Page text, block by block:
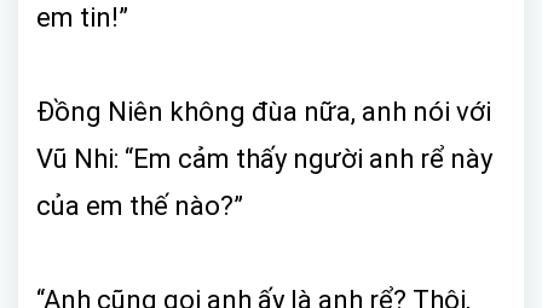
em tin!”
Đồng Niên không đùa nữa, anh nói với
Vũ Nhi: “Em cảm thấy người anh rể này
của em thế nào?”
“Anh cũng gọi anh ấy là anh rể? Thôi,